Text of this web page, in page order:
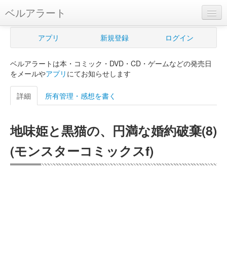
ベルアラート
ベルアラートとは
新規登録
ログイン
購入管理
Myシェルフ
アプリ 新規登録 ログイン
ベルアラートは本・コミック・DVD・CD・ゲームなどの発売日
をメールやアプリ にてお知らせします
詳細 所有管理・感想を書く
地味姫と黒猫の、円満な婚約破棄(8)
(モンスターコミックスf)